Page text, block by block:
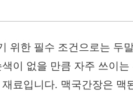
위한 필수 조건으로는 두
이 없을 만큼 자주 쓰이
료입니다. 맥국간장은